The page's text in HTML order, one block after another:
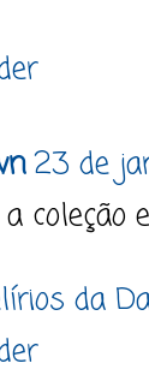
23 de
coleção
da